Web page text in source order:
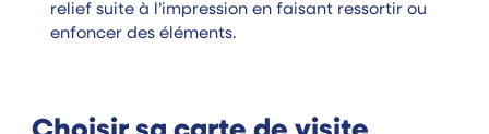
relief suite à l’impression en faisant ressortir ou
enfoncer des éléments.